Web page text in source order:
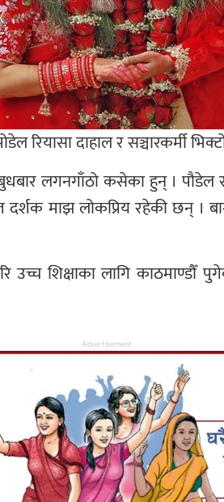
रियासा दाहाल र सञ्चारकर्मी
लगनगाँठो कसेका हुन् ।
दर्शक माझ लोकप्रिय रहेकी छन् ।
उच्च शिक्षाका लागि
Advertisement